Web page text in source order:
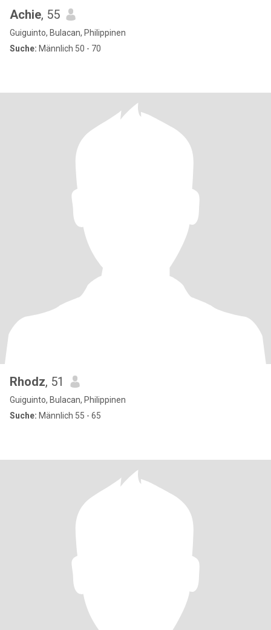
Achie, 55
Guiguinto, Bulacan, Philippinen
Suche: Männlich 50 - 70
Rhodz, 51
Guiguinto, Bulacan, Philippinen
Suche: Männlich 55 - 65